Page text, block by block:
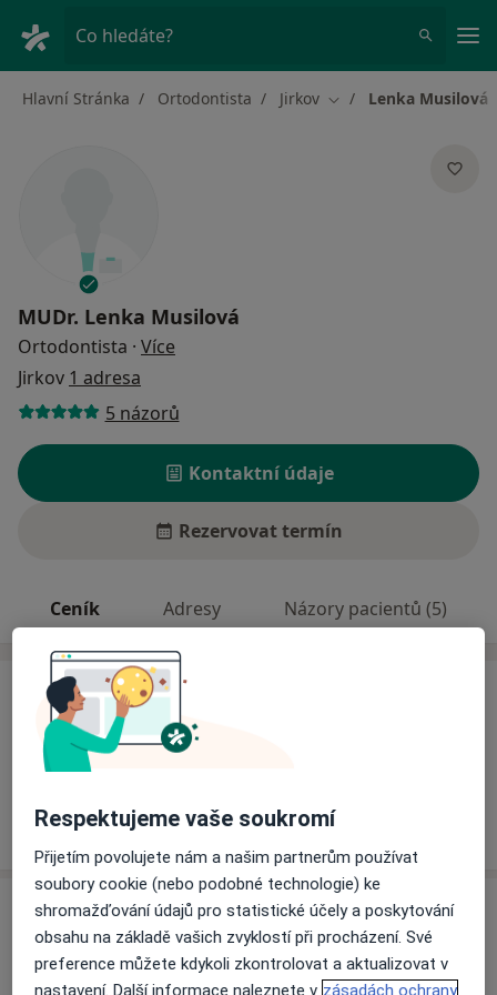
Co hledáte?
Hlavní Stránka Ortodontista Jirkov Změna města
Lenka Musilová
MUDr. Lenka Musilová
Ortodontista · Více
Jirkov 1 adresa
5 názorů
Kontaktní údaje
Rezervovat termín
Ceník Adresy Názory pacientů (5)
Ceník
Informace o službách a cenách nejsou k dispozici
Tento specialista ještě nepřidával žádné informace o
Adresa
Ordinace
Škroupova 1325/34, Chomutov, Jirkov
Respektujeme vaše soukromí
Přijetím povolujete nám a našim partnerům používat
soubory cookie (nebo podobné technologie) ke
shromažďování údajů pro statistické účely a poskytování
obsahu na základě vašich zvyklostí při procházení. Své
preference můžete kdykoli zkontrolovat a aktualizovat v
nastavení. Další informace naleznete v zásadách ochrany